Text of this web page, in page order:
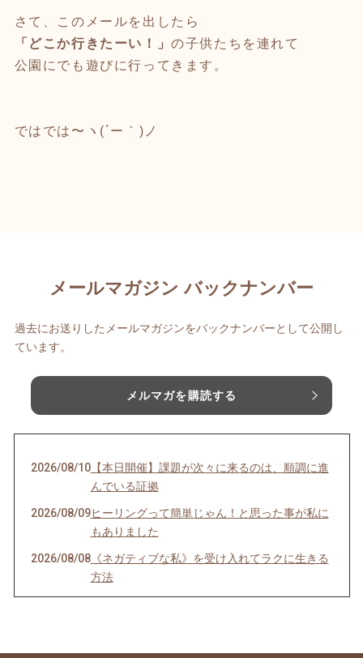
さて、このメールを出したら
「どこか行きたーい！」の子供たちを連れて
公園にでも遊びに行ってきます。
ではでは〜ヽ(´ー｀)ノ
メールマガジン バックナンバー
過去にお送りしたメールマガジンをバックナンバーとして公開し
ています。
メルマガを購読する
2026/08/10【本日開催】課題が次々に来るのは、順調に進
んでいる証拠
2026/08/09ヒーリングって簡単じゃん！と思った事が私に
もありました
2026/08/08《ネガティブな私》を受け入れてラクに生きる
方法